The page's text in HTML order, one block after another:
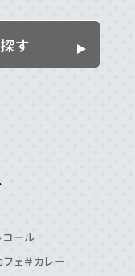
＃天⽂館周辺
＃鹿児島駅周辺
す
コール
フェ＃カレー